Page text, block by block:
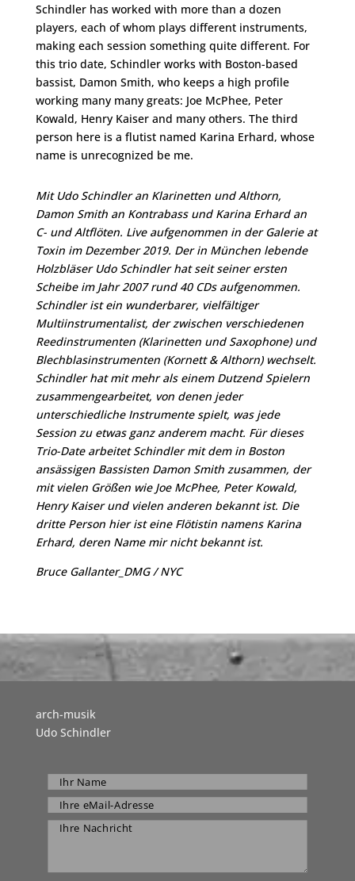
Schindler has worked with more than a dozen
players, each of whom plays different instruments,
making each session something quite different. For
this trio date, Schindler works with Boston-based
bassist, Damon Smith, who keeps a high profile
working many many greats: Joe McPhee, Peter
Kowald, Henry Kaiser and many others. The third
person here is a flutist named Karina Erhard, whose
name is unrecognized be me.
Mit Udo Schindler an Klarinetten und Althorn,
Damon Smith an Kontrabass und Karina Erhard an
C- und Altflöten. Live aufgenommen in der Galerie at
Toxin im Dezember 2019. Der in München lebende
Holzbläser Udo Schindler hat seit seiner ersten
Scheibe im Jahr 2007 rund 40 CDs aufgenommen.
Schindler ist ein wunderbarer, vielfältiger
Multiinstrumentalist, der zwischen verschiedenen
Reedinstrumenten (Klarinetten und Saxophone) und
Blechblasinstrumenten (Kornett & Althorn) wechselt.
Schindler hat mit mehr als einem Dutzend Spielern
zusammengearbeitet, von denen jeder
unterschiedliche Instrumente spielt, was jede
Session zu etwas ganz anderem macht. Für dieses
Trio-Date arbeitet Schindler mit dem in Boston
ansässigen Bassisten Damon Smith zusammen, der
mit vielen Größen wie Joe McPhee, Peter Kowald,
Henry Kaiser und vielen anderen bekannt ist. Die
dritte Person hier ist eine Flötistin namens Karina
Erhard, deren Name mir nicht bekannt ist.
Bruce Gallanter_DMG / NYC
arch-musik
Udo Schindler